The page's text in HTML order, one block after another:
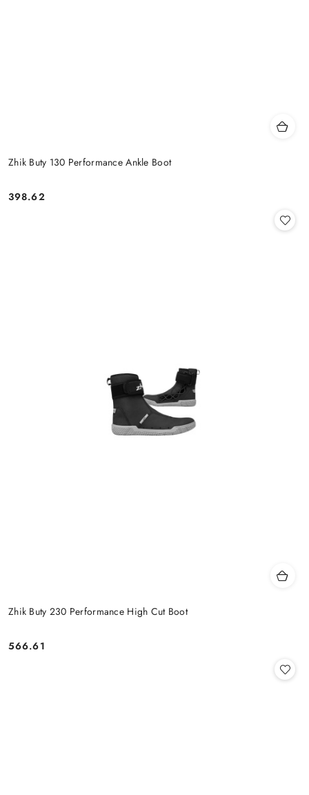
Zhik Buty 130 Performance Ankle Boot
Cena:
398.62
Zhik Buty 230 Performance High Cut Boot
Cena:
566.61